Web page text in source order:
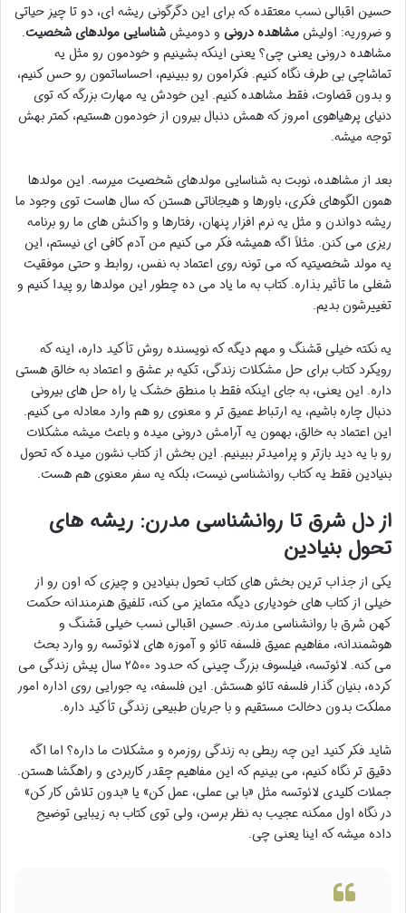
حسین اقبالی نسب معتقده که برای این دگرگونی ریشه ای، دو تا چیز حیاتی
و ضروریه: اولیشمشاهده درونی و دومیششناسایی مولدهای شخصیت.
مشاهده درونی یعنی چی؟ یعنی اینکه بشینیم و خودمون رو مثل یه
تماشاچی بی طرف نگاه کنیم. فکرامون رو ببینیم، احساساتمون رو حس کنیم،
و بدون قضاوت، فقط مشاهده کنیم. این خودش یه مهارت بزرگه که توی
دنیای پرهیاهوی امروز که همش دنبال بیرون از خودمون هستیم، کمتر بهش
توجه میشه.
بعد از مشاهده، نوبت به شناسایی مولدهای شخصیت میرسه. این مولدها
همون الگوهای فکری، باورها و هیجاناتی هستن که سال هاست توی وجود ما
ریشه دواندن و مثل یه نرم افزار پنهان، رفتارها و واکنش های ما رو برنامه
ریزی می کنن. مثلاً اگه همیشه فکر می کنیم من آدم کافی ای نیستم، این
یه مولد شخصیتیه که می تونه روی اعتماد به نفس، روابط و حتی موفقیت
شغلی ما تأثیر بذاره. کتاب به ما یاد می ده چطور این مولدها رو پیدا کنیم و
تغییرشون بدیم.
یه نکته خیلی قشنگ و مهم دیگه که نویسنده روش تأکید داره، اینه که
رویکرد کتاب برای حل مشکلات زندگی، تکیه بر عشق و اعتماد به خالق هستی
داره. این یعنی، به جای اینکه فقط با منطق خشک یا راه حل های بیرونی
دنبال چاره باشیم، یه ارتباط عمیق تر و معنوی رو هم وارد معادله می کنیم.
این اعتماد به خالق، بهمون یه آرامش درونی میده و باعث میشه مشکلات
رو با یه دید بازتر و پرامیدتر ببینیم. این بخش از کتاب نشون میده که تحول
بنیادین فقط یه کتاب روانشناسی نیست، بلکه یه سفر معنوی هم هست.
از دل شرق تا روانشناسی مدرن: ریشه های
تحول بنیادین
یکی از جذاب ترین بخش های کتاب تحول بنیادین و چیزی که اون رو از
خیلی از کتاب های خودیاری دیگه متمایز می کنه، تلفیق هنرمندانه حکمت
کهن شرق با روانشناسی مدرنه. حسین اقبالی نسب خیلی قشنگ و
هوشمندانه، مفاهیم عمیق فلسفه تائو و آموزه های لائوتسه رو وارد بحث
می کنه. لائوتسه، فیلسوف بزرگ چینی که حدود ۲۵۰۰ سال پیش زندگی می
کرده، بنیان گذار فلسفه تائو هستش. این فلسفه، یه جورایی روی اداره امور
مملکت بدون دخالت مستقیم و با جریان طبیعی زندگی تأکید داره.
شاید فکر کنید این چه ربطی به زندگی روزمره و مشکلات ما داره؟ اما اگه
دقیق تر نگاه کنیم، می بینیم که این مفاهیم چقدر کاربردی و راهگشا هستن.
جملات کلیدی لائوتسه مثل «با بی عملی، عمل کن» یا «بدون تلاش کار کن»
در نگاه اول ممکنه عجیب به نظر برسن، ولی توی کتاب به زیبایی توضیح
داده میشه که اینا یعنی چی.